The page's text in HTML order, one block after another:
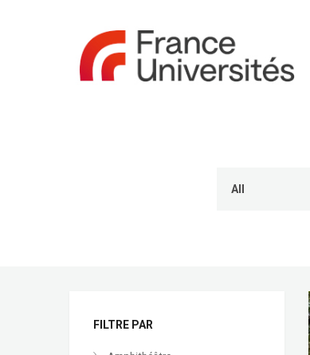
FILTRE PAR